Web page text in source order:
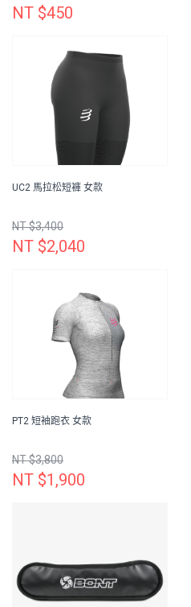
NT $450
UC2 馬拉松短褲 女款
NT $3,400
NT $2,040
PT2 短袖跑衣 女款
NT $3,800
NT $1,900